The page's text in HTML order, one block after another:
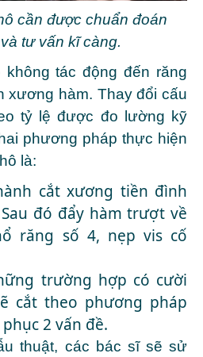
cần được chuẩn đoán
tư vấn kĩ càng.
không tác động đến răng
xương hàm. Thay đổi cấu
tỷ lệ được đo lường kỹ
phương pháp thực hiện
là:
cắt xương tiền đình
đó đẩy hàm trượt về
răng số 4, nẹp vis cố
trường hợp có cười
cắt theo phương pháp
2 vấn đề.
thuật, các bác sĩ sẽ sử